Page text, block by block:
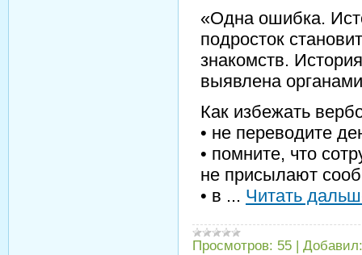
«Одна ошибка.
подросток
знакомств.
выявлена
Как избежать
• не переводите
• помните, что
не присылают
• в ... Читать
Просмотров: 55 | Добавил: